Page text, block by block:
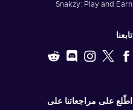
Snakzy: Play and Earn
تابعنا
اطّلع على مراجعاتنا على